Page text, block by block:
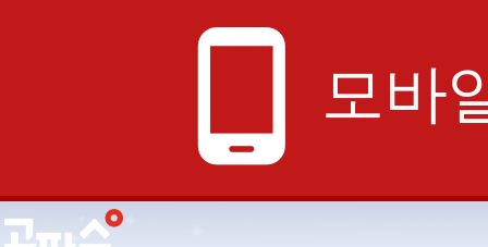
phone_android 모바